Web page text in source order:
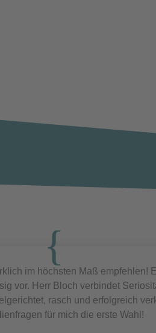
im höchsten Maß empfehlen!
vor. Herr Bloch verbindet
rasch und erfolgreich
für mich die erste Wahl!